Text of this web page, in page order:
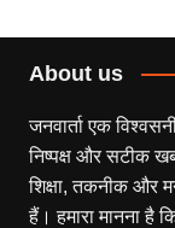
About us
जनवार्ता एक
निष्पक्ष और सटीक
शिक्षा, तकनीक और
हैं। हमारा मानना है